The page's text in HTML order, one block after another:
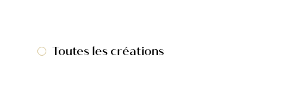
Toutes les créations